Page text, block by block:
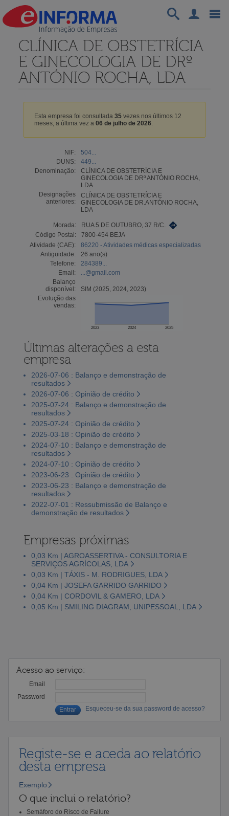
CLÍNICA DE OBSTETRÍCIA
E GINECOLOGIA DE DRº
ANTÓNIO ROCHA, LDA
Esta empresa foi consultada 35vezes nos últimos 12
meses, a última vez a 06 de julho de 2026.
NIF:
504...
DUNS:
449...
Denominação:
CLÍNICA DE OBSTETRÍCIA E
GINECOLOGIA DE DRº ANTÓNIO ROCHA,
LDA
Designações
anteriores:
CLÍNICA DE OBSTETRÍCIA E
GINECOLOGIA DE DR.ANTÓNIO ROCHA,
LDA
Morada:
RUA 5 DE OUTUBRO, 37 R/C.
Código Postal:
7800-454 BEJA
Atividade (CAE):
86220 - Atividades médicas especializadas
Antiguidade:
26 ano(s)
Telefone:
284389...
Email:
...@gmail.com
Balanço
disponível:
SIM (2025, 2024, 2023)
Evolução das
vendas:
2023 2024 2025
Últimas alterações a esta
empresa
2026-07-06 : Balanço e demonstração de
resultados
2026-07-06 : Opinião de crédito
2025-07-24 : Balanço e demonstração de
resultados
2025-07-24 : Opinião de crédito
2025-03-18 : Opinião de crédito
2024-07-10 : Balanço e demonstração de
resultados
2024-07-10 : Opinião de crédito
2023-06-23 : Opinião de crédito
2023-06-23 : Balanço e demonstração de
resultados
2022-07-01 : Ressubmissão de Balanço e
demonstração de resultados
Empresas próximas
0,03 Km | AGROASSERTIVA - CONSULTORIA E
SERVIÇOS AGRÍCOLAS, LDA
0,03 Km | TÁXIS - M. RODRIGUES, LDA
0,04 Km | JOSEFA GARRIDO GARRIDO
0,04 Km | CORDOVIL & GAMERO, LDA
0,05 Km | SMILING DIAGRAM, UNIPESSOAL, LDA
Acesso ao serviço:
Email
Password
Esqueceu-se da sua password de acesso?
Registe-se e aceda ao relatório
desta empresa
Exemplo
O que inclui o relatório?
Semáforo do Risco de Failure